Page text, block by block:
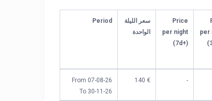
Period
سعر الليلة
الواحدة
Price
per night
(7d+)
per
From 07-08-26
To 30-11-26
€ 140 -